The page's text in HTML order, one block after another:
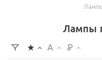
Лампы